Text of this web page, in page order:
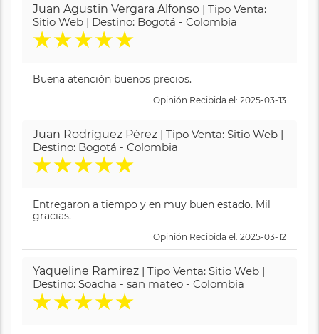
Juan Agustin Vergara Alfonso | Tipo Venta:
Sitio Web | Destino: Bogotá - Colombia
★★★★★
Buena atención buenos precios.
Opinión Recibida el: 2025-03-13
Juan Rodríguez Pérez | Tipo Venta: Sitio Web |
Destino: Bogotá - Colombia
★★★★★
Entregaron a tiempo y en muy buen estado. Mil
gracias.
Opinión Recibida el: 2025-03-12
Yaqueline Ramirez | Tipo Venta: Sitio Web |
Destino: Soacha - san mateo - Colombia
★★★★★